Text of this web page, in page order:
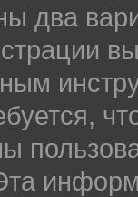
два